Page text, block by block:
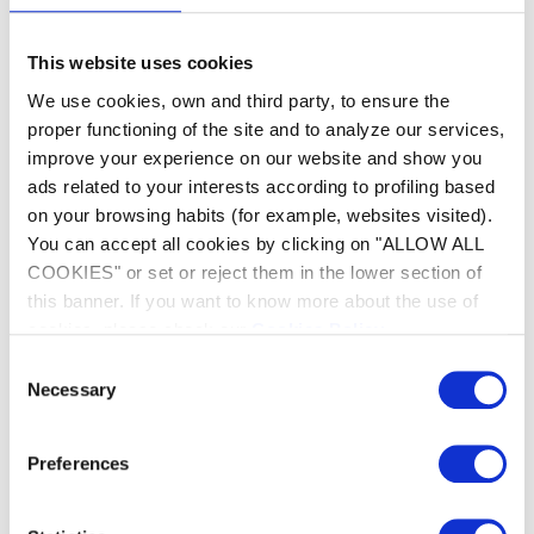
This website uses cookies
We use cookies, own and third party, to ensure the
proper functioning of the site and to analyze our services,
improve your experience on our website and show you
ads related to your interests according to profiling based
on your browsing habits (for example, websites visited).
You can accept all cookies by clicking on "ALLOW ALL
COOKIES" or set or reject them in the lower section of
this banner. If you want to know more about the use of
Selection
Necessary
Preferences
spazzole, rimuove rapidamente i detriti prima
pulizia ottimale di fondo e pareti.
Maneggevolezza senza